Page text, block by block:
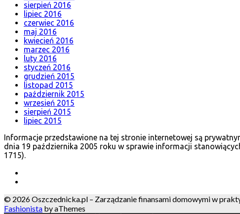
sierpień 2016
lipiec 2016
czerwiec 2016
maj 2016
kwiecień 2016
marzec 2016
luty 2016
styczeń 2016
grudzień 2015
listopad 2015
październik 2015
wrzesień 2015
sierpień 2015
lipiec 2015
Informacje przedstawione na tej stronie internetowej są
dnia 19 października 2005 roku w sprawie informacji
1715).
© 2026 Oszczednicka.pl – Zarządzanie finansami domowymi w
Fashionista by aThemes